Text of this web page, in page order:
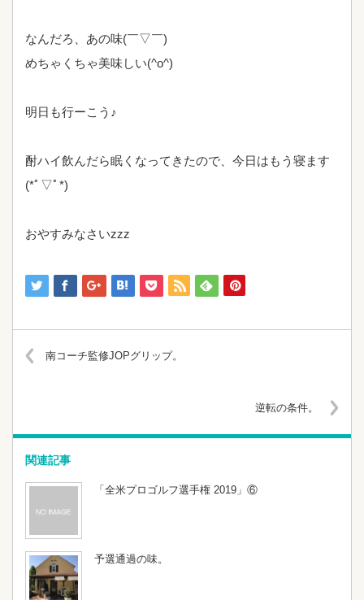
なんだろ、あの味(￣▽￣)
めちゃくちゃ美味しい(^o^)
明日も行ーこう♪
酎ハイ飲んだら眠くなってきたので、今日はもう寝ます
(*ﾟ▽ﾟ*)
おやすみなさいzzz
南コーチ監修JOPグリップ。
逆転の条件。
関連記事
「全米プロゴルフ選手権 2019」⑥
予選通過の味。